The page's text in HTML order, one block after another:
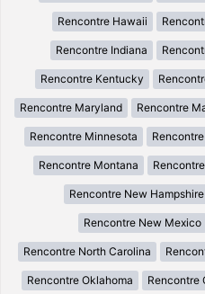
Rencontre Hawaii
Rencontre Indiana
Rencontre Kentucky
Rencontre Maryland Rencontre
Rencontre Minnesota
Rencontre Montana
Rencontre New Hampshire
Rencontre New Mexico
Rencontre North Carolina
Rencontre Oklahoma Rencontre